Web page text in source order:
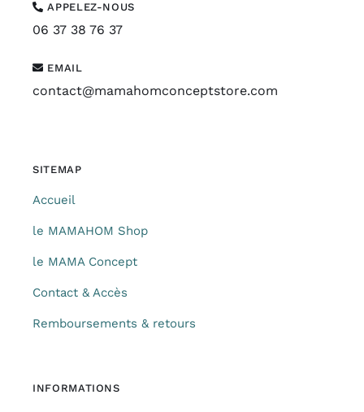
APPELEZ-NOUS
06 37 38 76 37
EMAIL
contact@mamahomconceptstore.com
SITEMAP
Accueil
le MAMAHOM Shop
le MAMA Concept
Contact & Accès
Remboursements & retours
INFORMATIONS